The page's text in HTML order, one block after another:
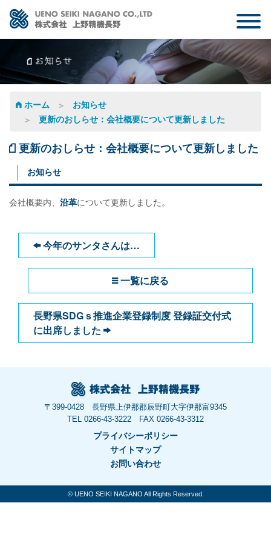
NEXT ONE
会社案内
業務内容
製品紹介
採用情報
お知らせ
ホーム
お知らせ
更新のおしらせ：会社概要について更新しました
更新のおしらせ：会社概要について更新しました
お知らせ
会社概要内、 沿革について更新しました。
今年のサンタさんは…
一覧に戻る
長野県SDGｓ推進企業登録制度 登録証交付式
に出席しました
〒399-0428 長野県上伊那郡辰野町大字伊那富9345
TEL 0266-43-3222 FAX 0266-43-3312
プライバシーポリシー
サイトマップ
お問い合わせ
© UENO SEIKI NAGANO All Rights Reserved.